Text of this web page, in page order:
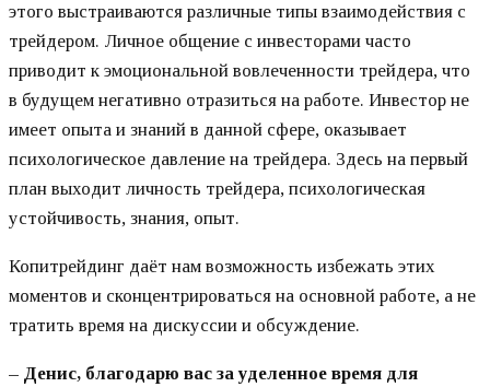
этого выстраиваются различные типы взаимодействия с
трейдером. Личное общение с инвесторами часто
приводит к эмоциональной вовлеченности трейдера, что
в будущем негативно отразиться на работе. Инвестор не
имеет опыта и знаний в данной сфере, оказывает
психологическое давление на трейдера. Здесь на первый
план выходит личность трейдера, психологическая
устойчивость, знания, опыт.
Копитрейдинг даёт нам возможность избежать этих
моментов и сконцентрироваться на основной работе, а не
тратить время на дискуссии и обсуждение.
– Денис, благодарю вас за уделенное время для